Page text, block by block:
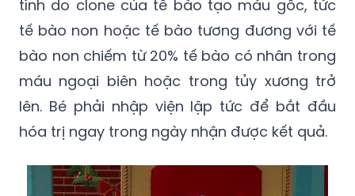
bào non chiếm từ 20% tế bào có nhân trong
máu ngoại biên hoặc trong tủy xương trở
lên. Bé phải nhập viện lập tức để bắt đầu
hóa trị ngay trong ngày nhận được kết quả.